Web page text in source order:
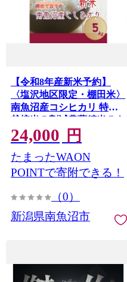
【令和8年産新米予約】
〈塩沢地区限定・棚田米〉
南魚沼産コシヒカリ 特別
栽培米５割減農薬精米５キ
ロ【2026年10月上旬より順
次発送予定】
24,000 円
たまったWAON
POINTで寄附できる！
（0）
新潟県南魚沼市